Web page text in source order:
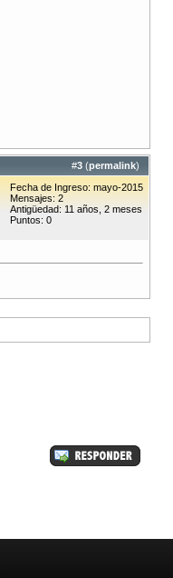
#3 (permalink)
Fecha de Ingreso: mayo-2015
Mensajes: 2
Antigüedad: 11 años, 2 meses
Puntos: 0